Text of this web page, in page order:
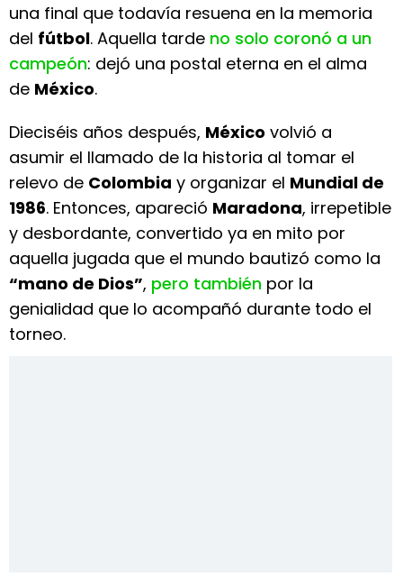
una final que todavía resuena en la memoria
del fútbol. Aquella tarde no solo coronó a un
campeón: dejó una postal eterna en el alma
de México.
Dieciséis años después, México volvió a
asumir el llamado de la historia al tomar el
relevo de Colombia y organizar el Mundial de
1986. Entonces, apareció Maradona, irrepetible
y desbordante, convertido ya en mito por
aquella jugada que el mundo bautizó como la
“mano de Dios”, pero también por la
genialidad que lo acompañó durante todo el
torneo.